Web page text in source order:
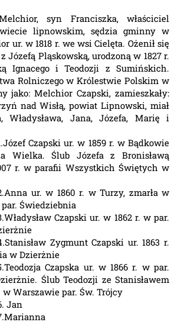
Melchior, syn Franciszka, właściciel
lipnowskim, sędzia gminny w
ur. w 1818 r. we wsi Cielęta. Ożenił się
Józefą Pląskowską, urodzoną w 1827 r.
Ignacego i Teodozji z Sumińskich.
Rolniczego w Królestwie Polskim w
jako: Melchior Czapski, zamieszkały:
nad Wisłą, powiat Lipnowski, miał
Władysława, Jana, Józefa, Marię i
Czapski ur. w 1859 r. w Bądkowie
Wielka. Ślub Józefa z Bronisławą
r. w parafii Wszystkich Świętych w
ur. w 1860 r. w Turzy, zmarła w
par. Świedziebnia
Czapski ur. w 1862 r. w par.
Zygmunt Czapski ur. 1863 r.
w Dzierżnie
Czapska ur. w 1866 r. w par.
Ślub Teodozji ze Stanisławem
w Warszawie par. Św. Trójcy
Jan